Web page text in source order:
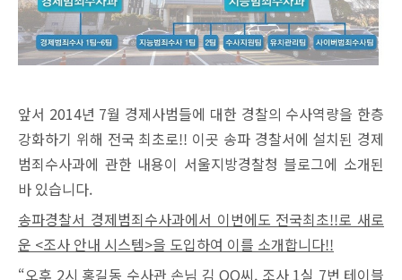
앞서 2014년 7월 경제사범들에 대한 경찰의 수사역량을 한층
강화하기 위해 전국 최초로!! 이곳 송파 경찰서에 설치된 경제
범죄수사과에 관한 내용이 서울지방경찰청 블로그에 소개된
바 있습니다.
송파경찰서 경제범죄수사과에서 이번에도 전국최초!!로 새로
운 <조사 안내 시스템>을 도입하여 이를 소개합니다!!
“오후 2시 홍길동 수사관 손님 김 OO씨, 조사 1실 7번 테이블